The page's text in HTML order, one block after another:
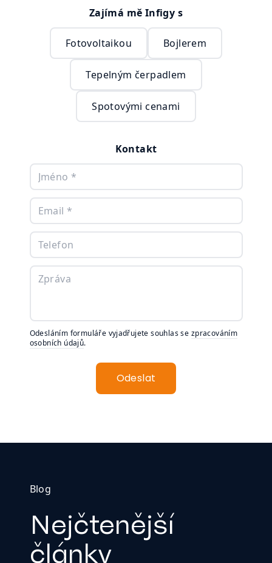
Zajímá mě Infigy s
Fotovoltaikou Bojlerem
Tepelným čerpadlem
Spotovými cenami
Kontakt
Odesláním formuláře vyjadřujete souhlas se zpracováním
osobních údajů.
Odeslat
Blog
Nejčtenější
články